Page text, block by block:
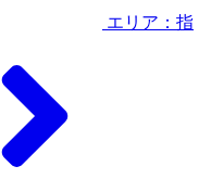
エリア：指